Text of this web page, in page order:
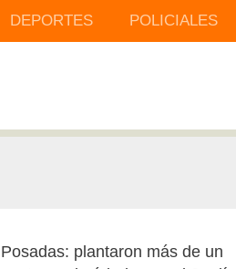
DEPORTES POLICIALES
Posadas: plantaron más de un